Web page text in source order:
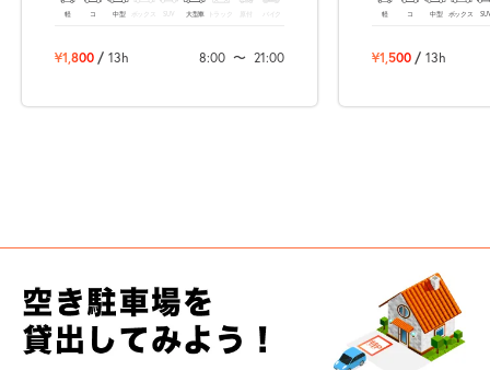
軽 コ 中型 ボックス SUV 大型車 トラック バイク
¥1,800 / 13h 8:00 〜 21:00
軽 コ 中型 ボックス
¥1,500 / 13h